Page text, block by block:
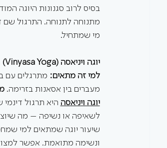
בסיס לרוב סגנונות היוגה
מתנוחה לתנוחה. התרגול שם
מי שמתחיל.
יוגה ויניאסה (Vinyasa Yoga)
למי זה מתאים: מתרגלים עם
מעברים בין אסאנות בזרימה.
יוגה ויניאסה היא תרגול
לשאיפה או נשיפה – מה
שיעור יוגה שמתאים למי
ונשימה מתואמת. אפשר